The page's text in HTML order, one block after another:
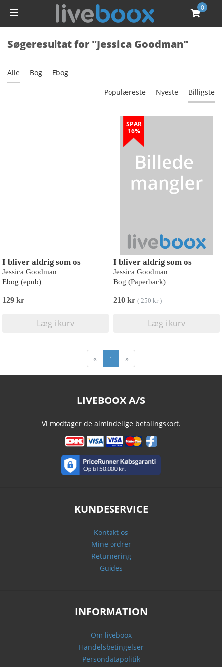
0
Søgeresultat for "Jessica Goodman"
Alle Bog Ebog
Populæreste Nyeste Billigste
I bliver aldrig som os
Jessica Goodman
Ebog (epub)
129 kr
Læg i kurv
SPAR
16%
I bliver aldrig som os
Jessica Goodman
Bog (Paperback)
210 kr ( 250 kr)
Læg i kurv
« 1 »
LIVEBOOX A/S
Vi modtager de almindelige betalingskort.
KUNDESERVICE
Kontakt os
Mine ordrer
Returnering
Guides
INFORMATION
Om liveboox
Handelsbetingelser
Persondatapolitik